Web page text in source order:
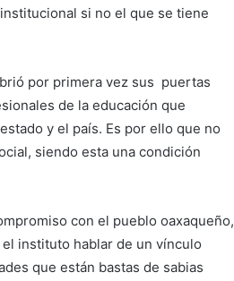
si no el que se tiene
por primera vez sus puertas
de la educación que
y el país. Es por ello que no
siendo esta una condición
con el pueblo oaxaqueño,
instituto hablar de un vínculo
que están bastas de sabias